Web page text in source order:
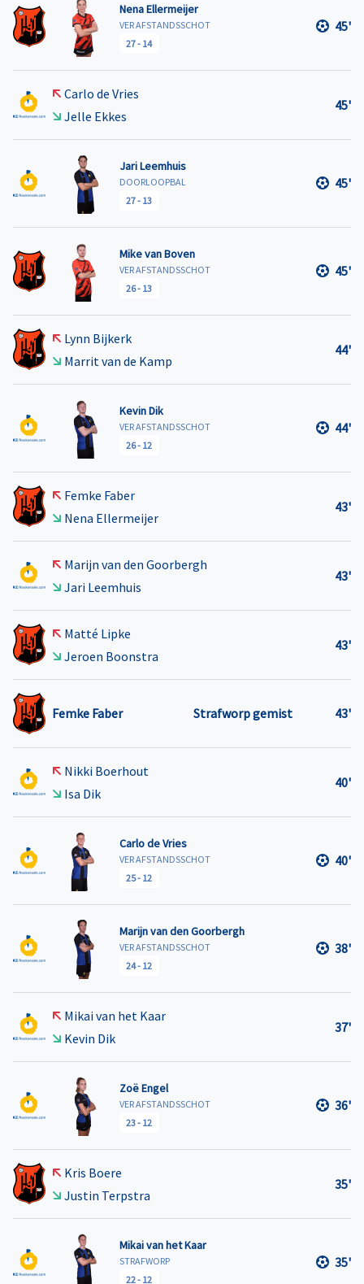
Nena Ellermeijer
VER AFSTANDSSCHOT
27- 14
45'
Carlo de Vries
Jelle Ekkes
45'
Jari Leemhuis
DOORLOOPBAL
27- 13
45'
Mike van Boven
VER AFSTANDSSCHOT
26- 13
45'
Lynn Bijkerk
Marrit van de Kamp
44'
Kevin Dik
VER AFSTANDSSCHOT
26- 12
44'
Femke Faber
Nena Ellermeijer
43'
Marijn van den Goorbergh
Jari Leemhuis
43'
Matté Lipke
Jeroen Boonstra
43'
Femke Faber Strafworp gemist 43'
Nikki Boerhout
Isa Dik
40'
Carlo de Vries
VER AFSTANDSSCHOT
25- 12
40'
Marijn van den Goorbergh
VER AFSTANDSSCHOT
24- 12
38'
Mikai van het Kaar
Kevin Dik
37'
Zoë Engel
VER AFSTANDSSCHOT
23- 12
36'
Kris Boere
Justin Terpstra
35'
Mikai van het Kaar
STRAFWORP
22- 12
35'